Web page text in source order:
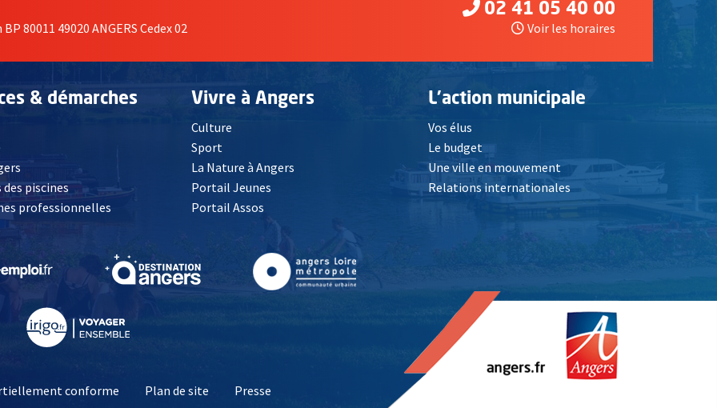
80011 49020 ANGERS Cedex 02
02 41 05 40 00
Voir les horaires
& démarches
, Ouvre une nouvelle fenêtre
piscines
professionnelles
Vivre à Angers
Culture
Sport
La Nature à Angers
Portail Jeunes
Portail Assos
L'action municipale
Vos élus
Le budget
Une ville en mouvement
Relations internationales
fenêtre , Ouvre une nouvelle fenêtre , Ouvre une nouvelle fenêtre, Ouvre une nouvelle fenêtre
conforme Plan de site Presse , Ouvre une nouvelle fenêtre